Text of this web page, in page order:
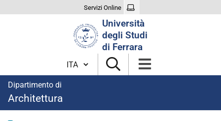
Servizi Online
Università
degli Studi
di Ferrara
Cambia lingua
Dipartimento di
Architettura